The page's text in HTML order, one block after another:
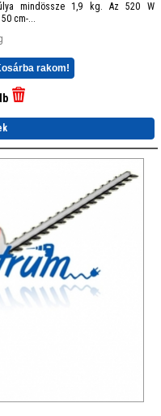
mindössze 1,9 kg. Az 520 W
cm-...
rakom!